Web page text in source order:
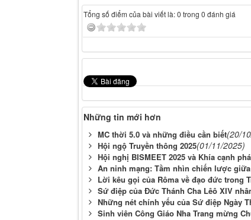
Tổng số điểm của bài viết là: 0 trong 0 đánh giá
Những tin mới hơn
MC thời 5.0 và những điều cần biết(20/
Hội ngộ Truyền thông 2025(01/11/2025)
Hội nghị BISMEET 2025 và Khía cạnh
An ninh mạng: Tầm nhìn chiến lược
Lời kêu gọi của Rôma về đạo đức trong
Sứ điệp của Đức Thánh Cha Lêô XIV
Những nét chính yếu của Sứ điệp Ngày
Sinh viên Công Giáo Nha Trang mừng